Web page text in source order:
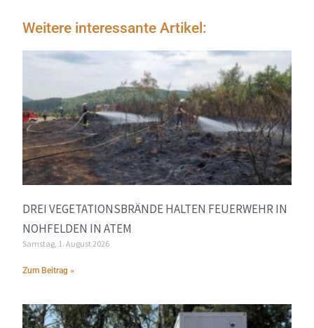
Weitere interessante Artikel:
DREI VEGETATIONSBRÄNDE HALTEN FEUERWEHR IN
NOHFELDEN IN ATEM
Samstag, 1. August 2026
Zum Beitrag »